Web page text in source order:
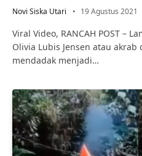
Novi Siska Utari 19 Agustus 2021
Viral Video, RANCAH POST –
Olivia Lubis Jensen atau akrab
mendadak menjadi…